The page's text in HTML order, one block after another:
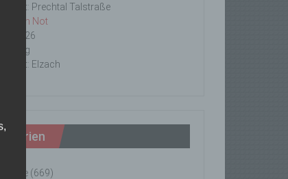
Prechtal Talstraße
Tier in Not
2026
Elzach
(669)